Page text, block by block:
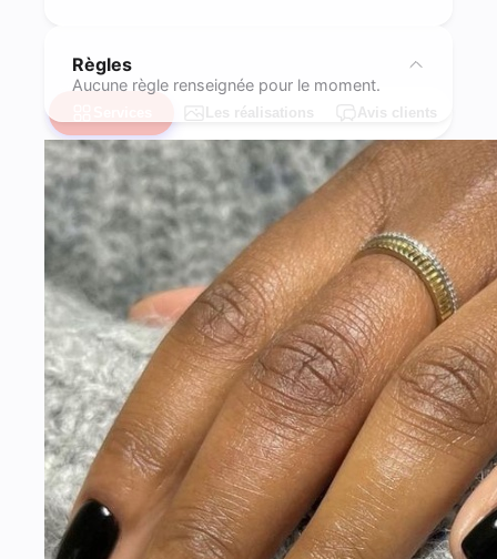
Règles
Aucune règle renseignée pour le moment.
Les réalisations Avis clients